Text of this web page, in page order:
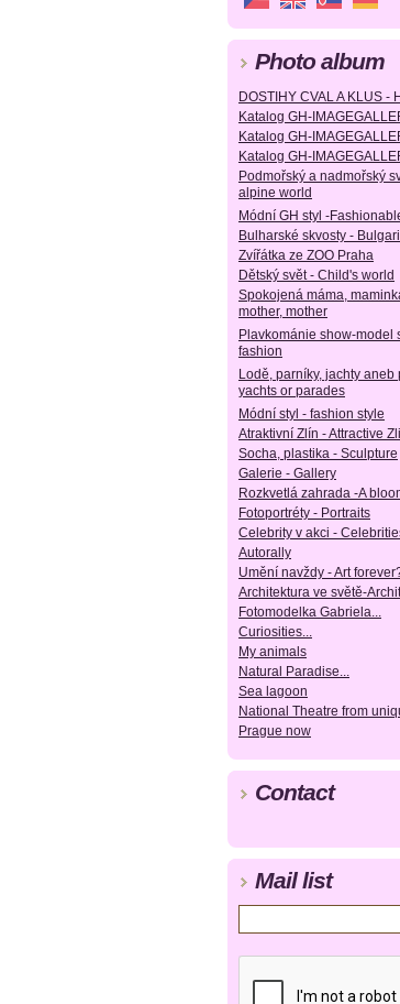
Photo album
DOSTIHY CVAL A KLUS -
Katalog GH-
Katalog GH-
Katalog GH-
Podmořský a nadmořský
alpine world
Módní GH styl -
Bulharské skvosty -
Zvířátka ze ZOO Praha
Dětský svět - Child's world
Spokojená máma,
mother, mother
Plavkománie show-model
fashion
Lodě, parníky, jachty
yachts or parades
Módní styl - fashion style
Atraktivní Zlín - Attractive
Socha, plastika - Sculpture
Galerie - Gallery
Rozkvetlá zahrada -A
Fotoportréty - Portraits
Celebrity v akci -
Autorally
Umění navždy - Art
Architektura ve světě-
Fotomodelka Gabriela...
Curiosities...
My animals
Natural Paradise...
Sea lagoon
National Theatre from
Prague now
Contact
Mail list